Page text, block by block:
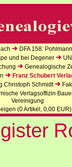
DFA 158:
und bei Degener
Genealogische
Franz Schubert
Christoph Schmidt
Verlagsoffizin
Vereinigung
(0Artikel, 0,00 EUR)